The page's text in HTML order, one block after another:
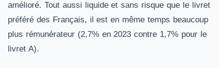
amélioré. Tout aussi liquide et sans risque que le livret
préféré des Français, il est en même temps beaucoup
plus rémunérateur (2,7% en 2023 contre 1,7% pour le
livret A).